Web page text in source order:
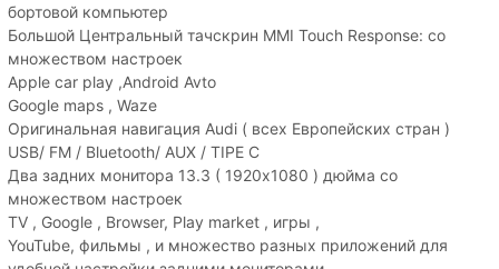
бортовой компьютер
Большой Центральный тачскрин MMI Touch Response: со
множеством настроек
Apple car play ,Android Avto
Google maps , Waze
Оригинальная навигация Audi ( всех Европейских стран )
USB/ FM / Bluetooth/ AUX / TIPE C
Два задних монитора 13.3 ( 1920x1080 ) дюйма со
множеством настроек
TV , Google , Browser, Play market , игры ,
YouTube, фильмы , и множество разных приложений для